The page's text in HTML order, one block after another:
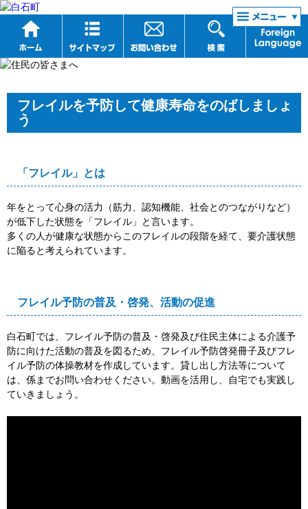
リンク集
フレイルを予防して健康寿命をのばしましょ
う
「フレイル」とは
年をとって心身の活力（筋力、認知機能、社会とのつながりなど）
が低下した状態を「フレイル」と言います。
多くの人が健康な状態からこのフレイルの段階を経て、要介護状態
に陥ると考えられています。
フレイル予防の普及・啓発、活動の促進
白石町では、フレイル予防の普及・啓発及び住民主体による介護予
防に向けた活動の普及を図るため、フレイル予防啓発冊子及びフレ
イル予防の体操教材を作成しています。貸し出し方法等について
は、係までお問い合わせください。動画を活用し、自宅でも実践し
ていきましょう。